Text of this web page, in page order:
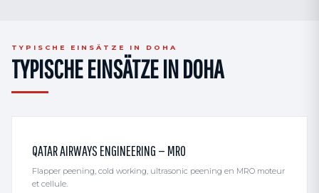
TYPISCHE EINSÄTZE IN DOHA
TYPISCHE EINSÄTZE IN DOHA
QATAR AIRWAYS ENGINEERING — MRO
Flapper peening, cold working, ultrasonic peening en MRO moteur
et cellule.